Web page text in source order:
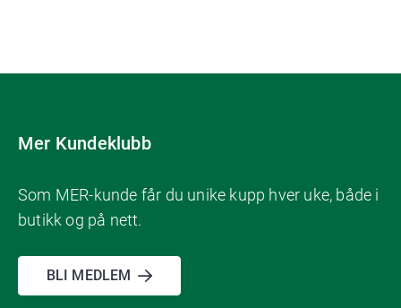
Mer Kundeklubb
Som MER-kunde får du unike kupp hver uke, både i
butikk og på nett.
BLI MEDLEM